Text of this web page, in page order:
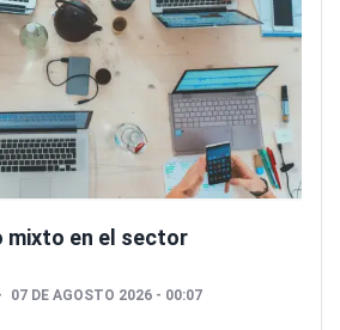
mixto en el sector
07 DE AGOSTO 2026 - 00:07